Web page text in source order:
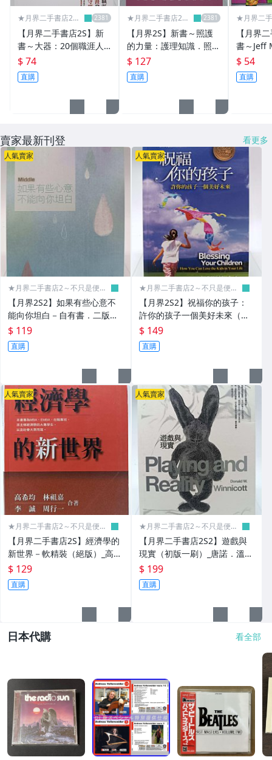
✈家庭親子
✈少年童書╱兒童文學
✈教育
✈美工設計╱服裝設計
✈建築╱室內設計
✈藝術╱書法
▌傳記 ▌珍本 ▌黑膠 ▌
✈傳記
✈古書善本
✈黑膠╱雷射影碟
▌宗教 ▌命理 ▌
✈宗教
✈星相命理╱風水
▌電腦 ▌網路 ▌
▌參考書 ▌工具書 ▌
✈國中小參考書
✈高中職參考書
✈字典
✈地圖╱百科全書
▌雜貨▌文具 ▌
★月界二手書店2～
【月界二手書店2S】新
書～大器：20個職涯人
的生涯發展教戰守則_張
心慈_布克文化出版_原價
300 〖企管〗AEW
$ 74
直購
★月界二手書店2～
【月界2S】新書～照護
的力量：護理知識．照護
導引．疾病對策（初版一
刷）_山口潔_文經社_原
價380 〖醫療〗CIM
$ 127
直購
★月界二
【月界
書～Jeff
〖少年
$ 54
直購
賣家最新刊登 看更多
人氣賣家
★月界二手書店2～不只是便
【月界2S2】如果有些心意不
能向你坦白－自有書．二版
（絕版）_Middle_青森文化_
原價280 〖言情小說〗AKI
$ 119
直購
人氣賣家
★月界二手書店2～不只是便
【月界2S2】祝福你的孩子：
許你的孩子一個美好未來（絕
版）_傑克．海福德_美國麥種
傳道會_基督教 〖宗教〗CSW
$ 149
直購
人氣賣家
★月界二手書店2～不只是便
【月界二手書店2S】經濟學的
新世界－軟精裝（絕版）_高希
均、林祖嘉、李誠、周行一_天
下文化_原價600〖大學商學〗
ABJ
$ 129
直購
人氣賣家
★月界二手書店2～不只是便
【月界二手書店2S2】遊戲與
現實（初版一刷）_唐諾．溫尼
考特_心靈工坊 〖心理〗CSW
$ 199
直購
日本代購 看全部